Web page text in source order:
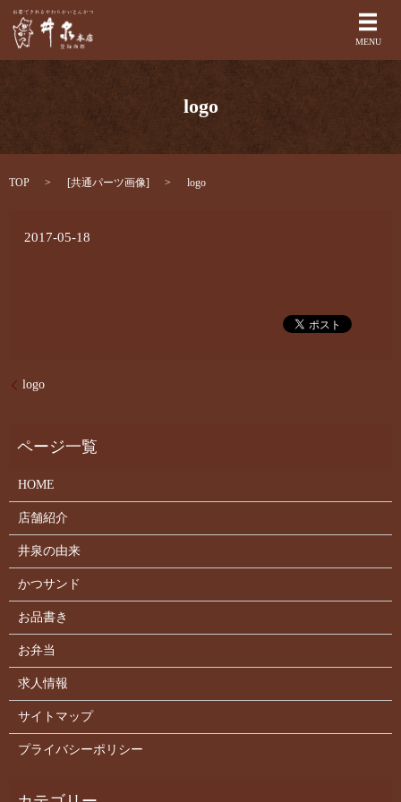
MENU
logo
TOP [共通パーツ画像] logo
2017-05-18
logo
HOME
店舗紹介
井泉の由来
かつサンド
お品書き
お弁当
求人情報
サイトマップ
プライバシーポリシー